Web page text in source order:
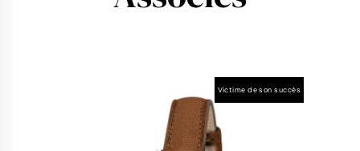
Victime de son succès